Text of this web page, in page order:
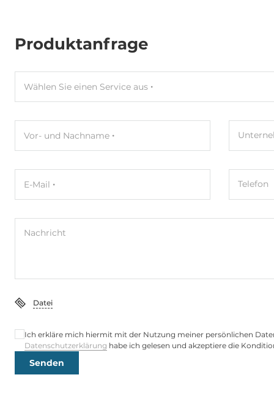
Produktanfrage
Wählen Sie einen Service aus
Vor- und Nachname
E-Mail Telefon
Nachricht
Datei
Ich erkläre mich hiermit mit der Nutzung meiner persönlichen
Datenschutzerklärung habe ich gelesen und akzeptiere die
Senden